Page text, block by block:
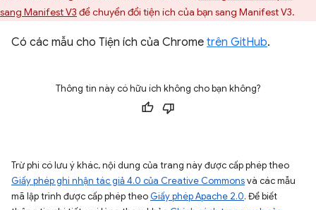
sang Manifest V3 để chuyển đổi tiện ích của bạn sang Manifest V3.
Có các mẫu cho Tiện ích của Chrome trên GitHub.
Thông tin này có hữu ích không cho bạn không?
Trừ phi có lưu ý khác, nội dung của trang này được cấp phép theo
Giấy phép ghi nhận tác giả 4.0 của Creative Commonsvà các mẫu
mã lập trình được cấp phép theo Giấy phép Apache 2.0. Để biết